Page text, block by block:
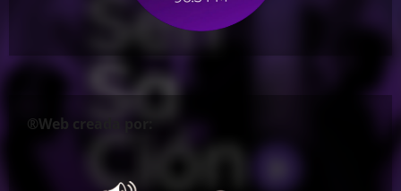
®Web creada por: